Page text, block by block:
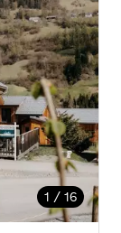
1 / 16